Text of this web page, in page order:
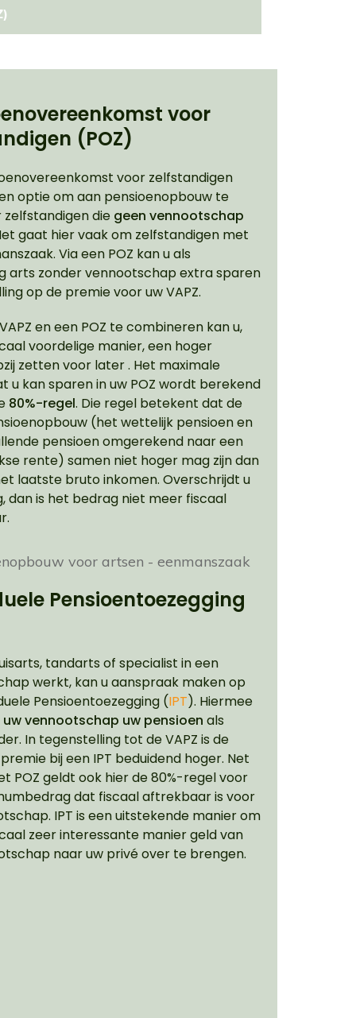
voor
(POZ)
voor zelfstandigen
optie om aan pensioenopbouw te
zelfstandigen die geen vennootschap
gaat hier vaak om zelfstandigen met
Via een POZ kan u als
arts zonder vennootschap extra sparen
op de premie voor uw VAPZ.
en een POZ te combineren kan u,
voordelige manier, een hoger
zetten voor later . Het maximale
u kan sparen in uw POZ wordt berekend
80%-regel. Die regel betekent dat de
(het wettelijk pensioen en
pensioen omgerekend naar een
rente) samen niet hoger mag zijn dan
laatste bruto inkomen. Overschrijdt u
dan is het bedrag niet meer fiscaal
Pensioentoezegging
tandarts of specialist in een
werkt, kan u aanspraak maken op
Pensioentoezegging (IPT). Hiermee
vennootschap uw pensioen als
In tegenstelling tot de VAPZ is de
bij een IPT beduidend hoger. Net
POZ geldt ook hier de 80%-regel voor
dat fiscaal aftrekbaar is voor
IPT is een uitstekende manier om
zeer interessante manier geld van
naar uw privé over te brengen.